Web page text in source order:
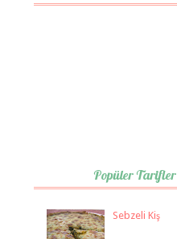
Popüler Tarifler
Sebzeli Kiş